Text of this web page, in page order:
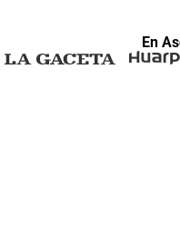
En